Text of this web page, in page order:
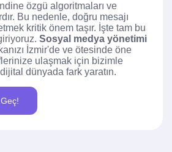
özgü algoritmaları ve
Bu nedenle, doğru mesajı
kritik önem taşır. İşte tam bu
Sosyal medya yönetimi
İzmir'de ve ötesinde öne
ulaşmak için bizimle
dünyada fark yaratın.